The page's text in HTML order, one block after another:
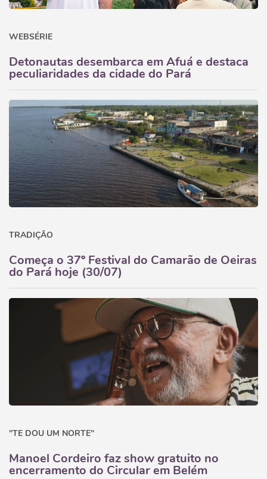
WEBSÉRIE
Detonautas desembarca em Afuá e destaca
peculiaridades da cidade do Pará
TRADIÇÃO
Começa o 37º Festival do Camarão de Oeiras
do Pará hoje (30/07)
"TE DOU UM NORTE"
Manoel Cordeiro faz show gratuito no
encerramento do Circular em Belém